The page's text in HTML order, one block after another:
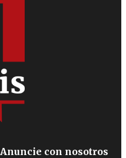
Anuncie con nosotros